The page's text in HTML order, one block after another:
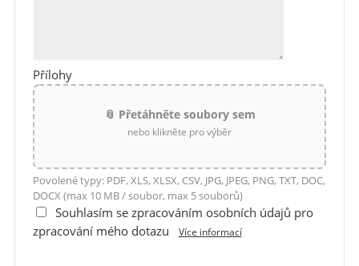
Přílohy
📎 Přetáhněte soubory sem
nebo klikněte pro výběr
Povolené typy: PDF, XLS, XLSX, CSV, JPG, JPEG, PNG, TXT, DOC,
DOCX (max 10 MB / soubor, max 5 souborů)
Souhlasím se zpracováním osobních údajů pro
zpracování mého dotazu
Více informací